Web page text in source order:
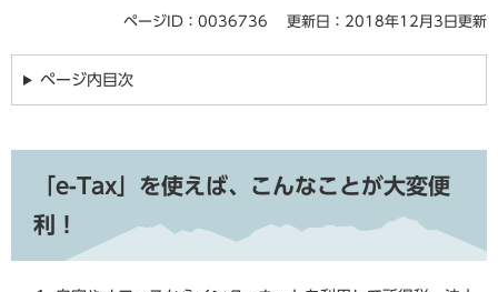
ページID：0036736 更新日：2018年12月3日更新
ページ内目次
「e-Tax」を使えば、こんなことが大変便
利！